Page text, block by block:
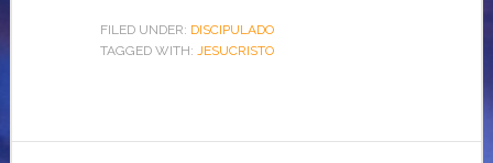
FILED UNDER: DISCIPULADO
TAGGED WITH: JESUCRISTO